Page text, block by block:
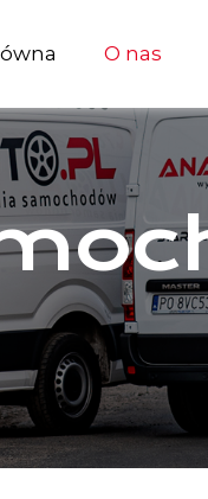
O nas